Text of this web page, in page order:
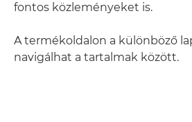
fontos közleményeket is.
A termékoldalon a különböző
navigálhat a tartalmak között.